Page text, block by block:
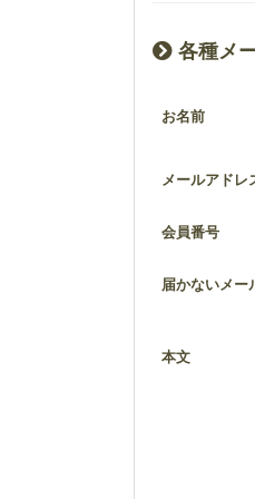
各種メ
お名前
メールアドレ
会員番号
届かないメー
本文